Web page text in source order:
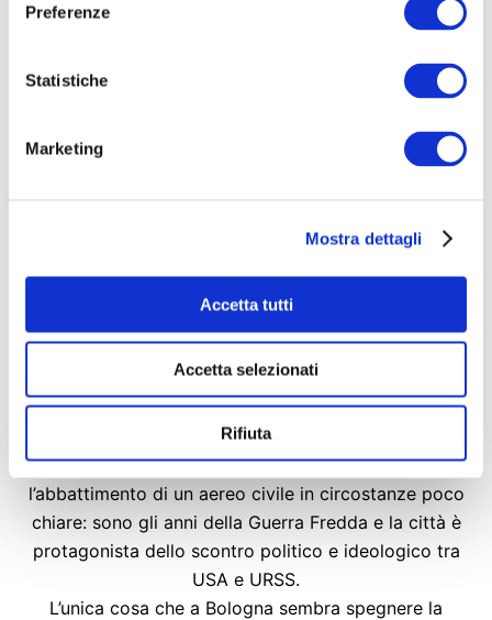
Preferenze
Statistiche
Marketing
Mostra dettagli
Accetta tutti
Accetta selezionati
Rifiuta
fisico che emotivo. Per questo il nostro primo
essere la storia del Covo: il rock club più longevo
d'Europa, il luogo in cui ci siamo conosciute,
abbiamo esordito e da cui sono passati i più grandi
nomi della musica alternativa e underground degli
Sostieni il progetto e compari nei titoli di coda.
I fondi qui raccolti, infatti, contribuiranno alla
Una storia che dura dal 1980. In quell'anno, infatti
Bologna è amministrata dal Partito Comunista ed è
invasa dalla violenza. Rivolte studentesche sedate
nel sangue, terribili attacchi terroristici, depistaggi,
l’abbattimento di un aereo civile in circostanze poco
chiare: sono gli anni della Guerra Fredda e la città è
protagonista dello scontro politico e ideologico tra
USA e URSS.
L’unica cosa che a Bologna sembra spegnere la